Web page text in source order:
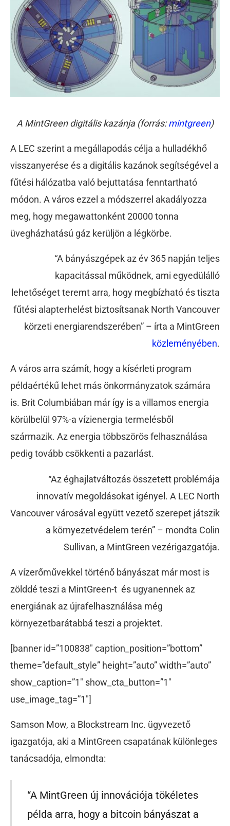
A MintGreen digitális kazánja (forrás:mintgreen)
A LEC szerint a megállapodás célja a hulladékhő
visszanyerése és a digitális kazánok segítségével a
fűtési hálózatba való bejuttatása fenntartható
módon. A város ezzel a módszerrel akadályozza
meg, hogy megawattonként 20000 tonna
üvegházhatású gáz kerüljön a légkörbe.
“A bányászgépek az év 365 napján teljes
kapacitással működnek, ami egyedülálló
lehetőséget teremt arra, hogy megbízható és tiszta
fűtési alapterhelést biztosítsanak North Vancouver
körzeti energiarendszerében” – írta a MintGreen
közleményében.
A város arra számít, hogy a kísérleti program
példaértékű lehet más önkormányzatok számára
is. Brit Columbiában már így is a villamos energia
körülbelül 97%-a vízienergia termelésből
származik. Az energia többszörös felhasználása
pedig tovább csökkenti a pazarlást.
“Az éghajlatváltozás összetett problémája
innovatív megoldásokat igényel. A LEC North
Vancouver városával együtt vezető szerepet játszik
a környezetvédelem terén” – mondta Colin
Sullivan, a MintGreen vezérigazgatója.
A vízerőművekkel történő bányászat már most is
zölddé teszi a MintGreen-t és ugyanennek az
energiának az újrafelhasználása még
környezetbarátabbá teszi a projektet.
[banner id=”100838″ caption_position=”bottom”
theme=”default_style” height=”auto” width=”auto”
show_caption=”1″ show_cta_button=”1″
use_image_tag=”1″]
Samson Mow, a Blockstream Inc. ügyvezető
igazgatója, aki a MintGreen csapatának különleges
tanácsadója, elmondta:
“A MintGreen új innovációja tökéletes
példa arra, hogy a bitcoin bányászat a